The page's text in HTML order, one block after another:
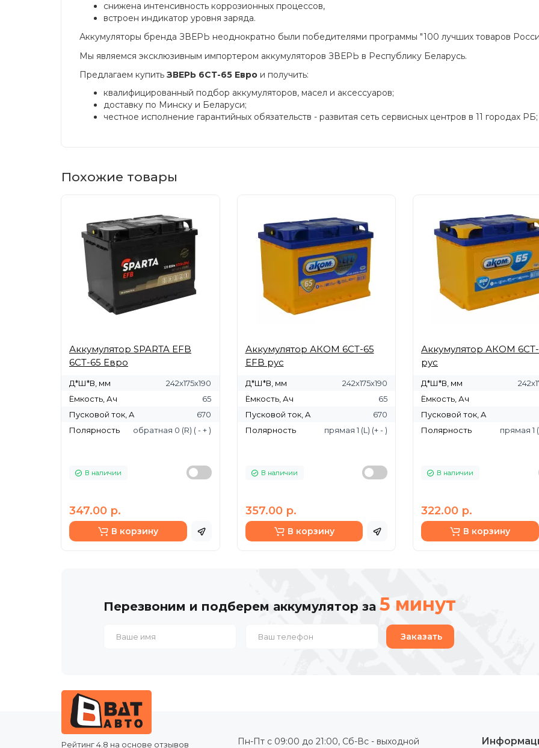
снижена интенсивность коррозионных процессов,
встроен индикатор уровня заряда.
Аккумуляторы бренда ЗВЕРЬ неоднократно были победителями программы "100 лучших товаров
Мы являемся эксклюзивным импортером аккумуляторов ЗВЕРЬ в Республику Беларусь.
Предлагаем купить ЗВЕРЬ 6СТ-65 Евро и получить:
квалифицированный подбор аккумуляторов, масел и аксессуаров;
доставку по Минску и Беларуси;
честное исполнение гарантийных обязательств - развитая сеть сервисных центров в 11 городах РБ;
Похожие товары
Аккумулятор SPARTA EFB
6СТ-65 Евро
Д*Ш*В, мм
242х175х190
Ёмкость, Ач
65
Пусковой ток, A
670
Полярность
обратная 0 (R) ( - + )
В наличии
347.00 р.
В корзину
Аккумулятор АКОМ 6СТ-65
EFB рус
Д*Ш*В, мм
242х175х190
Ёмкость, Ач
65
Пусковой ток, A
670
Полярность
прямая 1 (L) (+ - )
В наличии
357.00 р.
В корзину
Аккумулятор АКОМ
рус
Д*Ш*В, мм
Ёмкость, Ач
Пусковой ток, A
Полярность
прямая 1
В наличии
322.00 р.
В корзину
Перезвоним и подберем аккумулятор за 5 минут
Заказать
Рейтинг4.8 на основе отзывов Пн-Пт с 09:00 до 21:00, Сб-Вс - выходной